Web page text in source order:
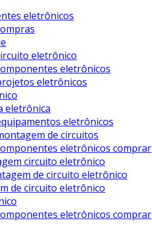
eletrônicos
eletrônico
eletrônicos
eletrônicos
eletrônica
eletrônicos
de circuitos
eletrônicos comprar
circuito eletrônico
de circuito eletrônico
de circuito eletrônico
eletrônicos comprar